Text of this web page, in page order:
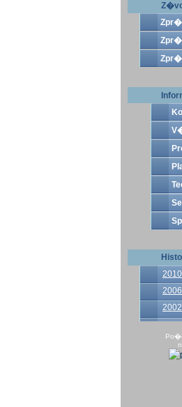
2010
2006
2002